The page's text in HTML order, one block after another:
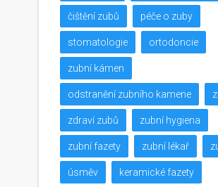
čištění zubů péče o zuby
stomatologie ortodoncie
zubní kámen
odstranění zubního kamene
zdraví zubů zubní hygiena
zubní fazety zubní lékař
úsměv keramické fazety